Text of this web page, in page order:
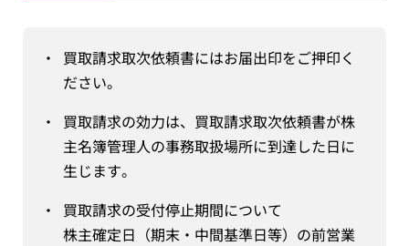
・
買取請求取次依頼書にはお届出印をご押印く
ださい。
・
買取請求の効力は、買取請求取次依頼書が株
主名簿管理人の事務取扱場所に到達した日に
生じます。
・
買取請求の受付停止期間について
株主確定日（期末・中間基準日等）の前営業